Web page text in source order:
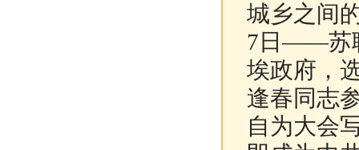
城乡之间
7日——苏
埃政府，
逢春同志
自为大会